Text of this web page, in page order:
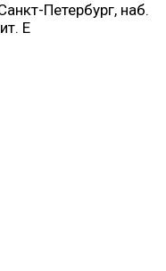
Петербург, наб.
Е